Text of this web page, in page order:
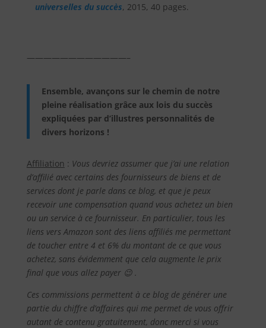
universelles du succès, 2015, 40 pages.
————————————–
Ensemble, avançons sur le chemin de notre
pleine réalisation grâce aux lois du succès
expliquées par d’illustres personnalités de
divers horizons !
Affiliation : Vous devriez assumer que j’ai une relation
d’affilié avec certains des fournisseurs de biens et de
services dont je parle dans ce blog, et que je peux
recevoir une compensation quand vous achetez un bien
ou un service à ce fournisseur. En particulier, tous les
liens vers Amazon sont des liens affiliés me permettant
de toucher entre 4 et 6% du montant de ce que vous
achetez, sans évidemment que cela augmente le prix
final que vous allez payer 😉 .
Ces commissions permettent à ce blog de générer une
partie du chiffre d’affaires qui me permet de vous offrir
autant de contenu gratuitement, donc merci si vous